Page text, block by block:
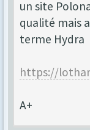
un site
qualité mais
terme Hydra
https://
A+